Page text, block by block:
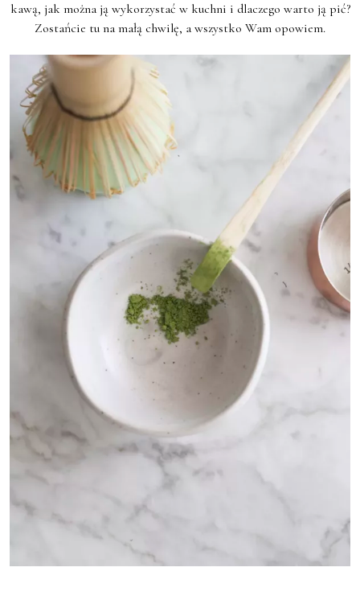
kawą, jak można ją wykorzystać w kuchni i dlaczego warto ją pić?
Zostańcie tu na małą chwilę, a wszystko Wam opowiem.